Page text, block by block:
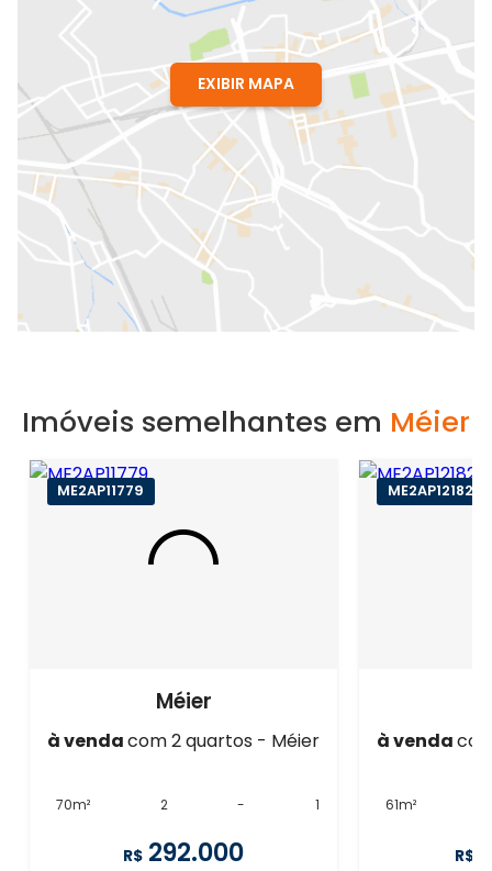
EXIBIR MAPA
Imóveis semelhantes em Méier
ME2AP11779
Méier
à vendacom 2 quartos - Méier
70m² 2 - 1
R$ 292.000
ME2AP12182
à venda
61m²
R$